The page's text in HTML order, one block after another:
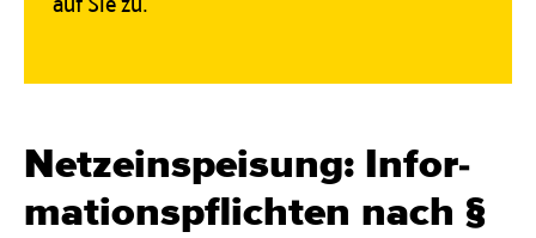
Netz­ein­speis­ung: Infor­
ma­tions­pflich­ten nach §